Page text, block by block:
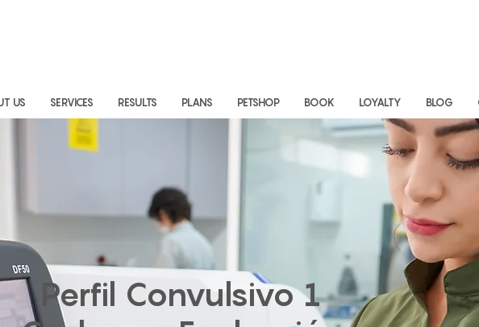
US SERVICES RESULTS PLANS PETSHOP BOOK LOYALTY BLOG
Perfil Convulsivo 1